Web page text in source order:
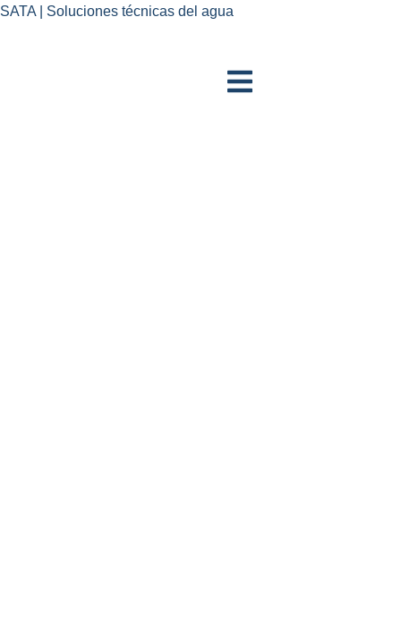
SATA | Soluciones técnicas del agua